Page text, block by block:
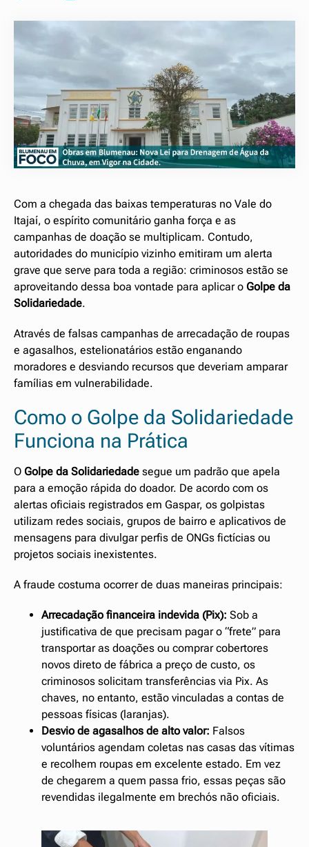
Com a chegada das baixas temperaturas no Vale do
Itajaí, o espírito comunitário ganha força e as
campanhas de doação se multiplicam. Contudo,
autoridades do município vizinho emitiram um alerta
grave que serve para toda a região: criminosos estão se
aproveitando dessa boa vontade para aplicar o Golpe da
Solidariedade.
Através de falsas campanhas de arrecadação de roupas
e agasalhos, estelionatários estão enganando
moradores e desviando recursos que deveriam amparar
famílias em vulnerabilidade.
Como o Golpe da Solidariedade
Funciona na Prática
O Golpe da Solidariedade segue um padrão que apela
para a emoção rápida do doador. De acordo com os
alertas oficiais registrados em Gaspar, os golpistas
utilizam redes sociais, grupos de bairro e aplicativos de
mensagens para divulgar perfis de ONGs fictícias ou
projetos sociais inexistentes.
A fraude costuma ocorrer de duas maneiras principais:
Arrecadação financeira indevida (Pix): Sob a
justificativa de que precisam pagar o “frete” para
transportar as doações ou comprar cobertores
novos direto de fábrica a preço de custo, os
criminosos solicitam transferências via Pix. As
chaves, no entanto, estão vinculadas a contas de
pessoas físicas (laranjas).
Desvio de agasalhos de alto valor: Falsos
voluntários agendam coletas nas casas das vítimas
e recolhem roupas em excelente estado. Em vez
de chegarem a quem passa frio, essas peças são
revendidas ilegalmente em brechós não oficiais.